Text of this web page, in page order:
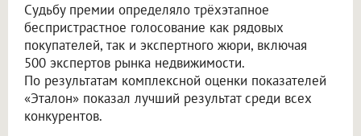
Судьбу премии определяло трёхэтапное
беспристрастное голосование как рядовых
покупателей, так и экспертного жюри, включая
500 экспертов рынка недвижимости.
По результатам комплексной оценки показателей
«Эталон» показал лучший результат среди всех
конкурентов.